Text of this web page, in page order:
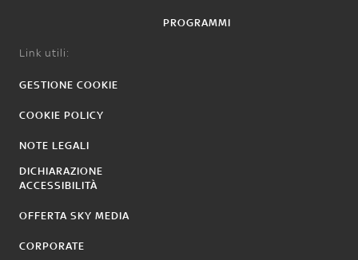
PROGRAMMI
Link utili:
GESTIONE COOKIE
COOKIE POLICY
NOTE LEGALI
DICHIARAZIONE
ACCESSIBILITÀ
OFFERTA SKY MEDIA
CORPORATE